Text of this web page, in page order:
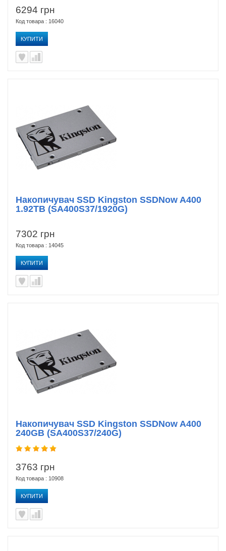
6294 грн
Код товара : 16040
КУПИТИ
7302 грн
Код товара : 14045
КУПИТИ
Накопичувач SSD Kingston SSDNow A400
1.92TB (SA400S37/1920G)
3763 грн
Код товара : 10908
КУПИТИ
Накопичувач SSD Kingston SSDNow A400
240GB (SA400S37/240G)